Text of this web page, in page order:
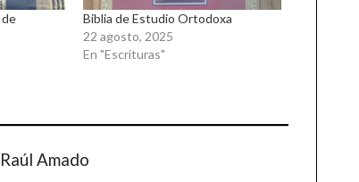
Biblia de Estudio Ortodoxa
22 agosto, 2025
En "Escrituras"
Amado